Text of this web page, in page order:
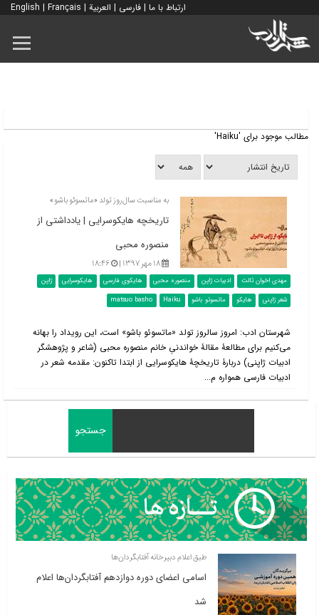
ارتباط با ما | فارسی | العربية |
English | Français
مطالب موجود برای 'Haiku'
به مناسبت سال‌روز تولد «ماتسوئو باشو»
تاریخچه هایکوسرایی | یادداشتی از
منصوره محبی
۱۸ مهر ۱۳۹۷ | ۱۸:۴۶
مهدی اخوان ثالث ادبیات ژاپن منصوره محبی هایکوی فارسی هایکوسرایی
ژاپن
شعر ژاپنی
هایکو ماتسوئو باشو matsuo basho Haiku
شهرستان ادب: امروز سالروز تولد «ماتسوئو باشو» است، این رویداد را بهانه
می‌کنیم برای مطالعۀ مقالۀ خواندنیِ خانم منصوره محبی (شاعر و پژوهشگر
ادبیات ژاپنی) دربارۀ تاریخچۀ هایکوسرایی از ابتدا تاکنون: مقدمه شعر در
ادبیات فارسی همواره م...
طبق اعلام دبیرخانه آفتابگردان‌ها
اسامی اعضای دوره دوازدهم آفتابگردان‌ها اعلام
شد